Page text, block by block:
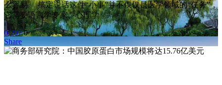
么容易。 搞定说话这件“小事”并不仅仅是医学领域的“任务”，
它需要语言学专家、心理学
0 207 0
Share